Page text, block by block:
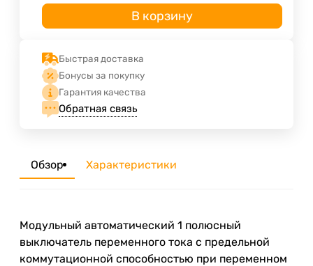
В корзину
Быстрая доставка
Бонусы за покупку
Гарантия качества
Обратная связь
Обзор Характеристики
Модульный автоматический 1 полюсный
выключатель переменного тока с предельной
коммутационной способностью при переменном